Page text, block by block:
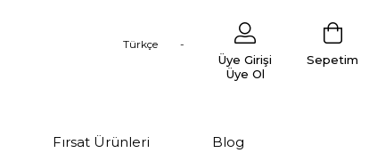
Türkçe
Sepetim
Üye Girişi
Üye Ol
Fırsat Ürünleri Blog